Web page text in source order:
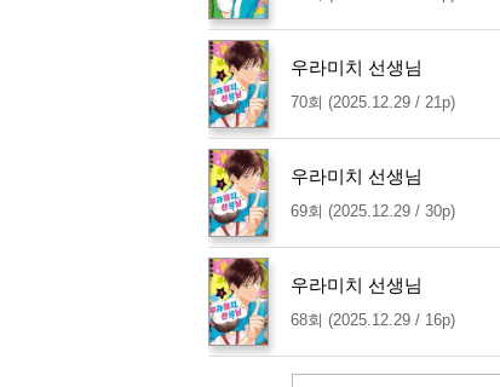
우라미치 선생님
70회 (2025.12.29 / 21p)
우라미치 선생님
69회 (2025.12.29 / 30p)
우라미치 선생님
68회 (2025.12.29 / 16p)